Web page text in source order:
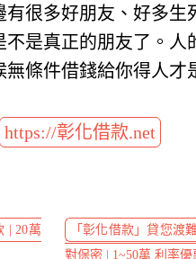
很多好朋友、好多生
不是真正的朋友了。
條件借錢給你得人才
https://彰化借款.net
| 20萬
「彰化借款」貸您渡
對保密 | 1~50萬 利率優